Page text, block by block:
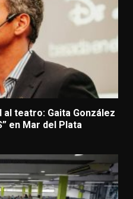
teatro: Gaita González
en Mar del Plata